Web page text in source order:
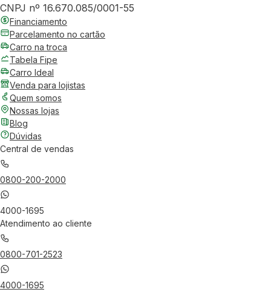
CNPJ nº 16.670.085/0001-55
Financiamento
Parcelamento no cartão
Carro na troca
Tabela Fipe
Carro Ideal
Venda para lojistas
Quem somos
Nossas lojas
Blog
Dúvidas
Central de vendas
0800-200-2000
4000-1695
Atendimento ao cliente
0800-701-2523
4000-1695